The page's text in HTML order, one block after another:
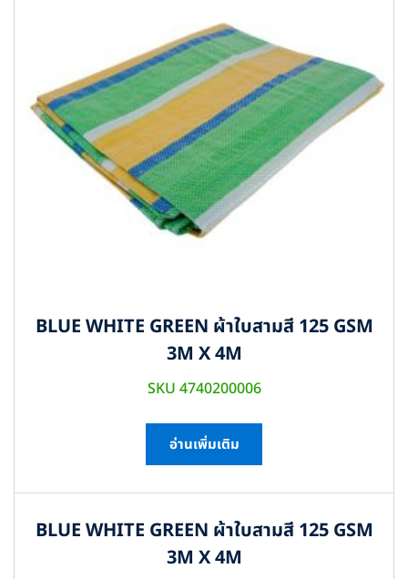
BLUE WHITE GREEN ผ้าใบสามสี 125 GSM
3M X 4M
SKU 4740200006
อ่านเพิ่มเติม
BLUE WHITE GREEN ผ้าใบสามสี 125 GSM
3M X 4M